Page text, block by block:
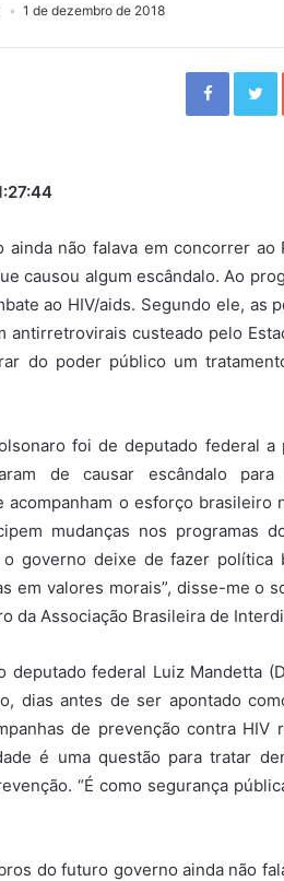
1 de dezembro de 2018
F
b t
ainda não falava em concorrer
causou algum escândalo. Ao
ao HIV/aids. Segundo ele, as
antirretrovirais custeado pelo
do poder público um
foi de deputado federal
de causar escândalo
acompanham o esforço
mudanças nos programas
governo deixe de fazer política
em valores morais”, disse-me o
da Associação Brasileira de
deputado federal Luiz Mandetta
dias antes de ser apontado
de prevenção contra HIV
é uma questão para tratar
“É como segurança
do futuro governo ainda não